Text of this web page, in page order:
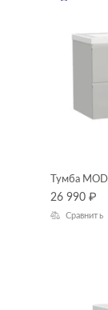
Тумба
26 990 ₽
Сравнить